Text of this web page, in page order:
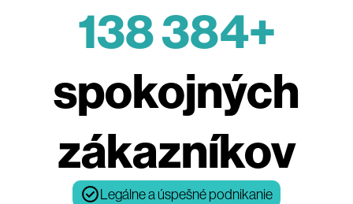
138 384+
spokojných
zákazníkov
Legálne a úspešné podnikanie